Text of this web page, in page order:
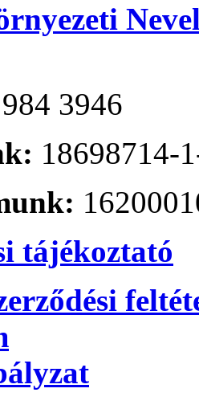
3946
18698714-
tájékoztató